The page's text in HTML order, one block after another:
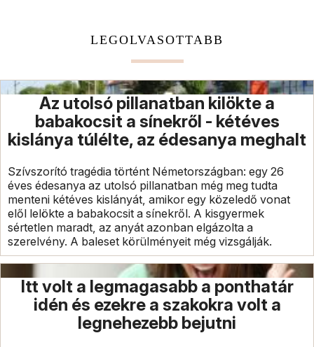
LEGOLVASOTTABB
Az utolsó pillanatban kilökte a
babakocsit a sínekről - kétéves
kislánya túlélte, az édesanya meghalt
Szívszorító tragédia történt Németországban: egy 26
éves édesanya az utolsó pillanatban még meg tudta
menteni kétéves kislányát, amikor egy közeledő vonat
elől lelökte a babakocsit a sínekről. A kisgyermek
sértetlen maradt, az anyát azonban elgázolta a
szerelvény. A baleset körülményeit még vizsgálják.
Itt volt a legmagasabb a ponthatár
idén és ezekre a szakokra volt a
legnehezebb bejutni